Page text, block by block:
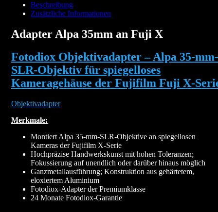
Beschreibung
Zusätzliche Informationen
Adapter Alpa 35mm an Fuji X
Fotodiox Objektivadapter – Alpa 35-mm-
SLR-Objektiv für spiegelloses
Kameragehäuse der Fujifilm Fuji X-
Objektivadapter
Merkmale:
Montiert Alpa 35-mm-SLR-Objektive an spiegellosen
Kameras der Fujifilm X-Serie
Hochpräzise Handwerkskunst mit hohen Toleranzen;
Fokussierung auf unendlich oder darüber hinaus möglich
Ganzmetallausführung; Konstruktion aus gehärtetem,
eloxiertem Aluminium
Fotodiox-Adapter der Premiumklasse
24 Monate Fotodiox-Garantie